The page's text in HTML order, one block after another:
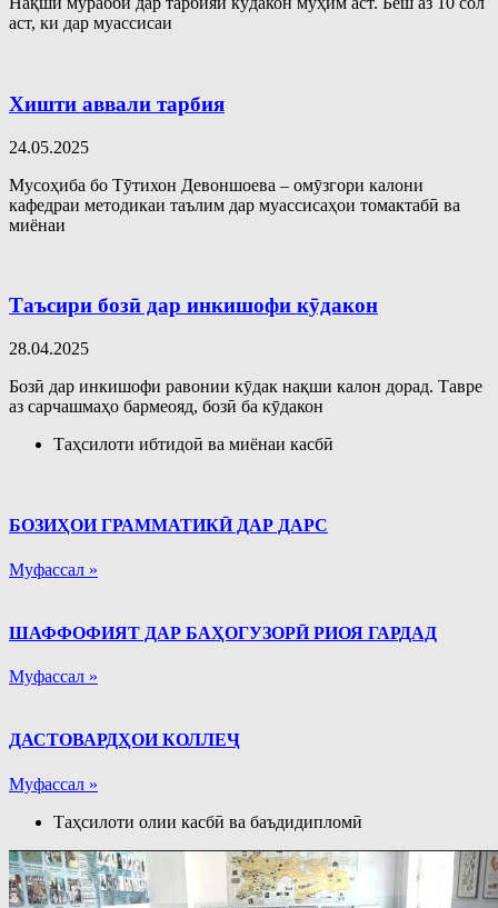
аст, ки дар муассисаи
Хишти аввали тарбия
24.05.2025
Мусоҳиба бо Тӯтихон Девоншоева – омӯзгори калони
кафедраи методикаи таълим дар муассисаҳои томактабӣ ва
миёнаи
Таъсири бозӣ дар инкишофи кӯдакон
28.04.2025
Бозӣ дар инкишофи равонии кӯдак нақши калон дорад. Тавре
аз сарчашмаҳо бармеояд, бозӣ ба кӯдакон
Таҳсилоти ибтидоӣ ва миёнаи касбӣ
БОЗИҲОИ ГРАММАТИКӢ ДАР ДАРС
Муфассал »
ШАФФОФИЯТ ДАР БАҲОГУЗОРӢ РИОЯ ГАРДАД
Муфассал »
ДАСТОВАРДҲОИ КОЛЛЕҶ
Муфассал »
Таҳсилоти олии касбӣ ва баъдидипломӣ